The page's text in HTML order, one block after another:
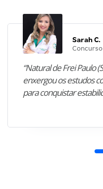
Sarah C.
“Natural de Frei Paulo
enxergou os estudos
para conquistar